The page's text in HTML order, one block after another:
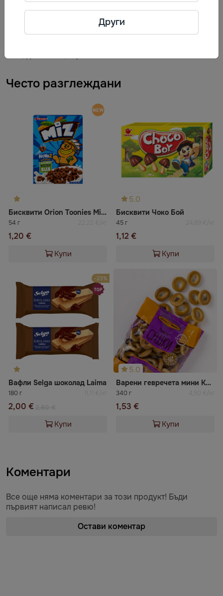
Телефон: + 7 (495) 787-99-09
Адрес: 108811, г. Москва, п.
Често разглеждани
Бисквити Orion Toonies Miz с шоколад
54 г 22,22 €/кг
1,20 €
Купи
5.0
Бисквити Чоко Бой
45 г 24,89 €/кг
1,12 €
Купи
-23%
Вафли Selga шоколад Laima
180 г 11,11 €/кг
2,00 €
Купи
5.0
Варени гевречета мини Київхліб
340 г 4,50 €/кг
1,53 €
Купи
Коментари
Все още няма коментари за този продукт! Бъди
първият написал ревю!
Остави коментар
Други